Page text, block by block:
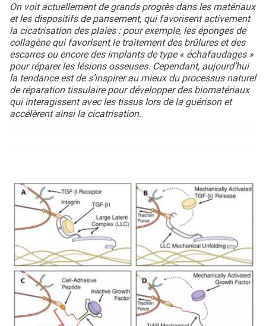
On voit actuellement de grands progrès dans les matériaux
et les dispositifs de pansement, qui favorisent activement
la cicatrisation des plaies : pour exemple, les éponges de
collagène qui favorisent le traitement des brûlures et des
escarres ou encore des implants de type « échafaudages »
pour réparer les lésions osseuses. Cependant, aujourd’hui
la tendance est de s’inspirer au mieux du processus naturel
de réparation tissulaire pour développer des biomatériaux
qui interagissent avec les tissus lors de la guérison et
accélèrent ainsi la cicatrisation.